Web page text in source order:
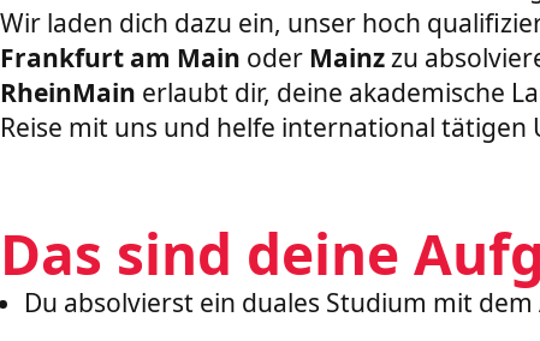
Wir laden dich dazu ein, unser hoch
Frankfurt am Main oder Mainzzu
RheinMain erlaubt dir, deine akademische
Reise mit uns und helfe international
Das sind deine
Du absolvierst ein duales Studium mit dem